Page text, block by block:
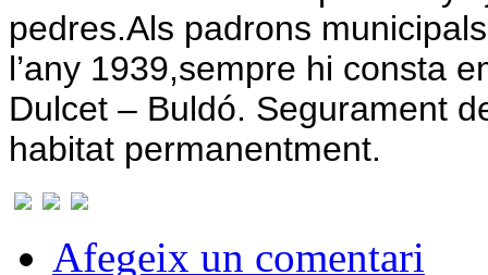
pedres.Als padrons
l’any 1939,sempre hi consta
Dulcet – Buldó. Segurament
habitat permanentment.
Afegeix un comentari